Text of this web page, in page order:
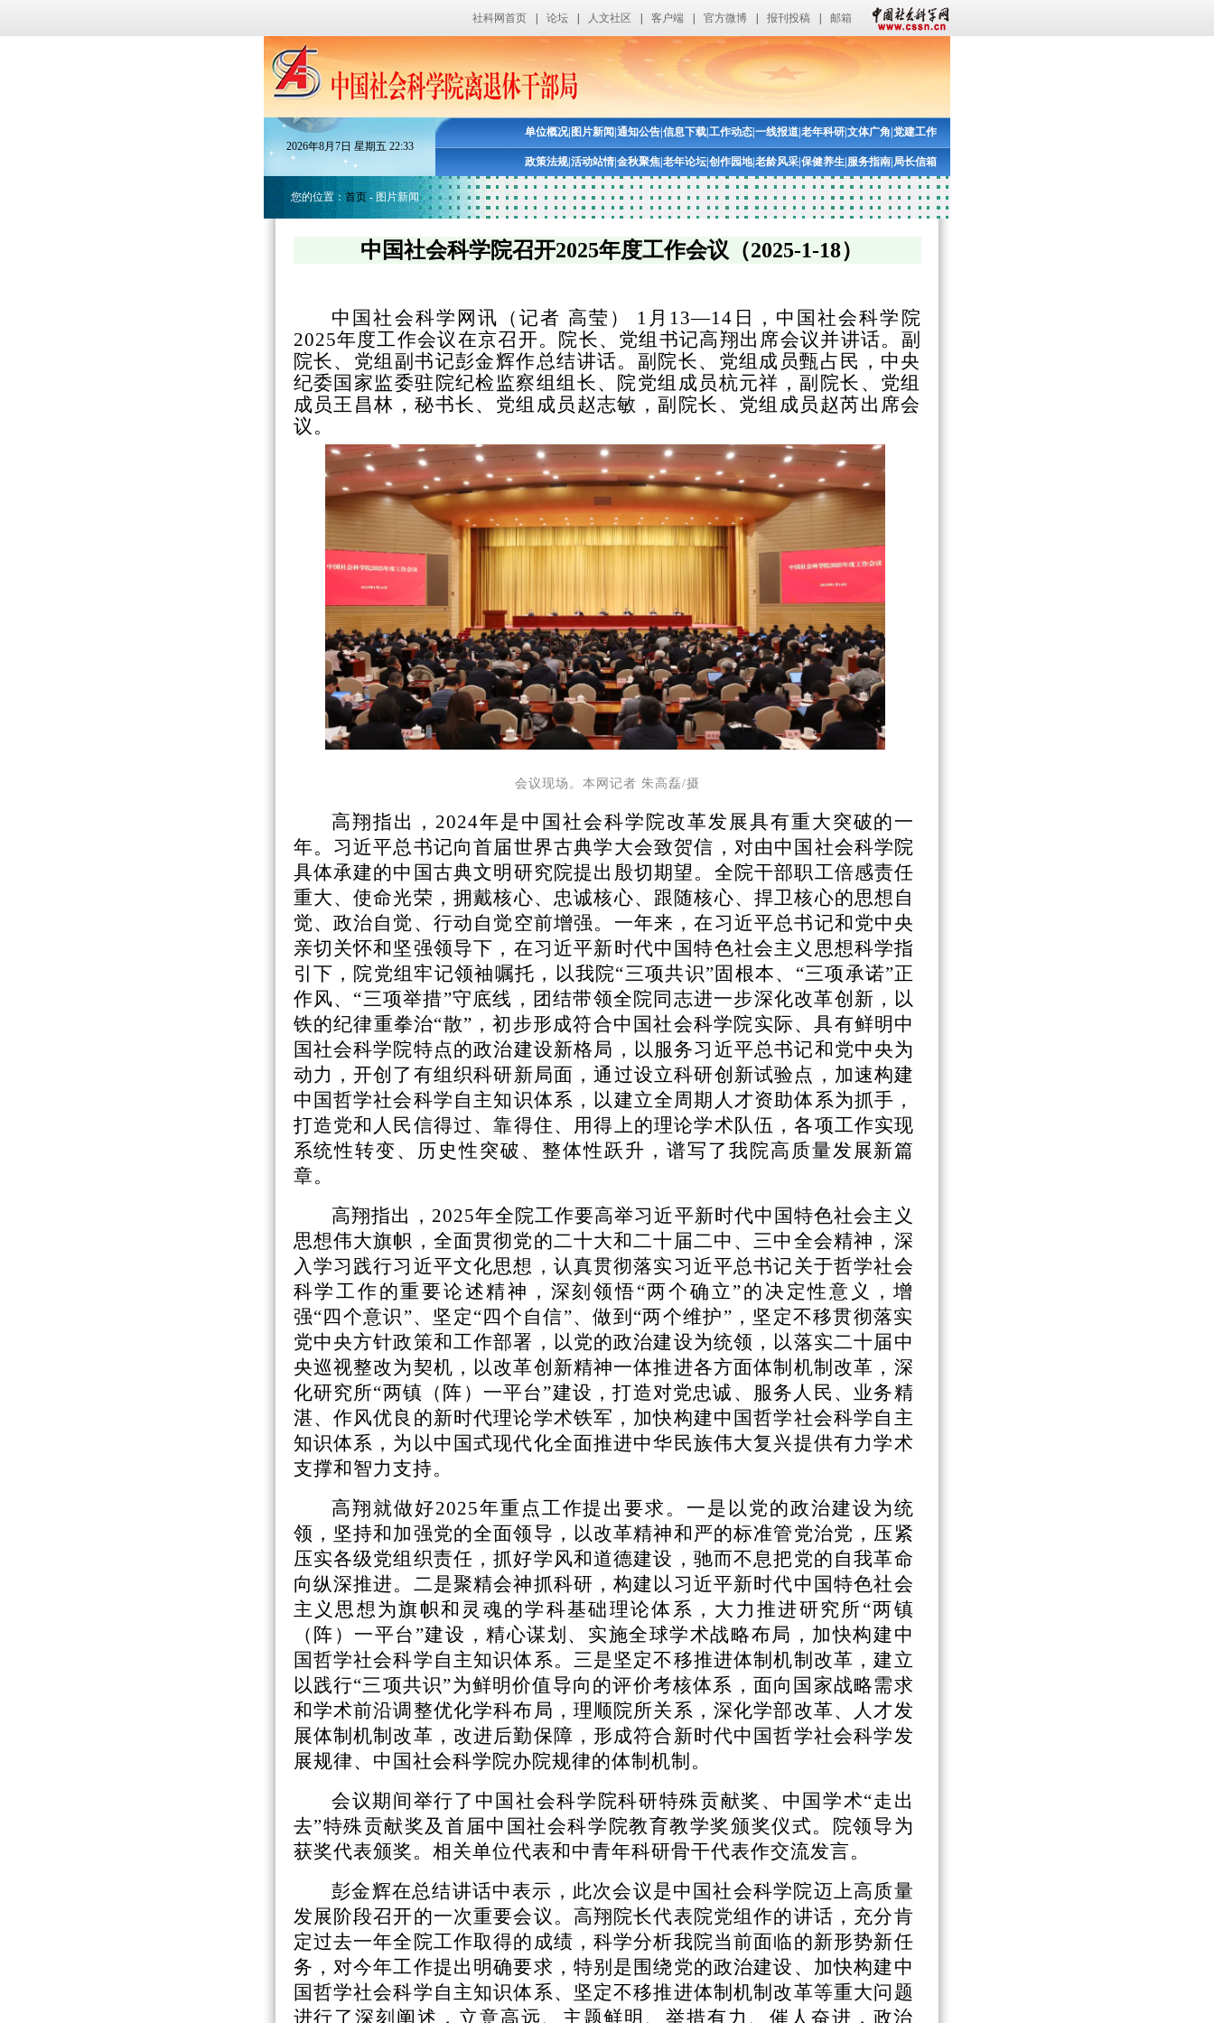
社科网首页 论坛 人文社区 客户端 官方微博 报刊投稿 邮箱
2026年8月 7日 星期五 22:33
单位概况| 图片新闻 通知公告 信息下载 工作动态 一线报道 老年科研 文体广角 党建工作
政策法规|活动站情 金秋聚焦 老年论坛 创作园地|老龄风采 保健养生 服务指南 局长信箱
您的位置： 首页 - 图片新闻
中国社会科学院召开2025年度工作会议（2025-1-18）
中国社会科学网讯（记者 高莹）
1月13—14日，中国社会科学院
2025年度工作会议在京召开。院长、党组书记高翔出席会议并讲话。副
院长、党组副书记彭金辉作总结讲话。副院长、党组成员甄占民，中央
纪委国家监委驻院纪检监察组组长、院党组成员杭元祥，副院长、党组
成员王昌林，秘书长、党组成员赵志敏，副院长、党组成员赵芮出席会
议。
会议现场。本网记者 朱高磊/摄
高翔指出， 2024年是中国社会科学院改革发展具有重大突破的一
年。习近平总书记向首届世界古典学大会致贺信，对由中国社会科学院
具体承建的中国古典文明研究院提出殷切期望。全院干部职工倍感责任
重大、使命光荣，拥戴核心、忠诚核心、跟随核心、捍卫核心的思想自
觉、政治自觉、行动自觉空前增强。一年来，在习近平总书记和党中央
亲切关怀和坚强领导下，在习近平新时代中国特色社会主义思想科学指
引下，院党组牢记领袖嘱托，以我院“三项共识”固根本、“三项承诺”正
作风、“三项举措”守底线，团结带领全院同志进一步深化改革创新，以
铁的纪律重拳治“散”，初步形成符合中国社会科学院实际、具有鲜明中
国社会科学院特点的政治建设新格局，以服务习近平总书记和党中央为
动力，开创了有组织科研新局面，通过设立科研创新试验点，加速构建
中国哲学社会科学自主知识体系，以建立全周期人才资助体系为抓手，
打造党和人民信得过、靠得住、用得上的理论学术队伍，各项工作实现
系统性转变、历史性突破、整体性跃升，谱写了我院高质量发展新篇
章。
高翔指出， 2025年全院工作要高举习近平新时代中国特色社会主义
思想伟大旗帜，全面贯彻党的二十大和二十届二中、三中全会精神，深
入学习践行习近平文化思想，认真贯彻落实习近平总书记关于哲学社会
科学工作的重要论述精神，深刻领悟“两个确立”的决定性意义，增
强“四个意识”、坚定“四个自信”、做到“两个维护”，坚定不移贯彻落实
党中央方针政策和工作部署，以党的政治建设为统领，以落实二十届中
央巡视整改为契机，以改革创新精神一体推进各方面体制机制改革，深
化研究所“两镇（阵）一平台”建设，打造对党忠诚、服务人民、业务精
湛、作风优良的新时代理论学术铁军，加快构建中国哲学社会科学自主
知识体系，为以中国式现代化全面推进中华民族伟大复兴提供有力学术
支撑和智力支持。
高翔就做好2025年重点工作提出要求。一是以党的政治建设为统
领，坚持和加强党的全面领导，以改革精神和严的标准管党治党，压紧
压实各级党组织责任，抓好学风和道德建设，驰而不息把党的自我革命
向纵深推进。二是聚精会神抓科研，构建以习近平新时代中国特色社会
主义思想为旗帜和灵魂的学科基础理论体系，大力推进研究所“两镇
（阵）一平台”建设，精心谋划、实施全球学术战略布局，加快构建中
国哲学社会科学自主知识体系。三是坚定不移推进体制机制改革，建立
以践行“三项共识”为鲜明价值导向的评价考核体系，面向国家战略需求
和学术前沿调整优化学科布局，理顺院所关系，深化学部改革、人才发
展体制机制改革，改进后勤保障，形成符合新时代中国哲学社会科学发
展规律、中国社会科学院办院规律的体制机制。
会议期间举行了中国社会科学院科研特殊贡献奖、中国学术“走出
去”特殊贡献奖及首届中国社会科学院教育教学奖颁奖仪式。院领导为
获奖代表颁奖。相关单位代表和中青年科研骨干代表作交流发言。
彭金辉在总结讲话中表示，此次会议是中国社会科学院迈上高质量
发展阶段召开的一次重要会议。高翔院长代表院党组作的讲话，充分肯
定过去一年全院工作取得的成绩，科学分析我院当前面临的新形势新任
务，对今年工作提出明确要求，特别是围绕党的政治建设、加快构建中
国哲学社会科学自主知识体系、坚定不移推进体制机制改革等重大问题
进行了深刻阐述，立意高远、主题鲜明、举措有力、催人奋进，政治